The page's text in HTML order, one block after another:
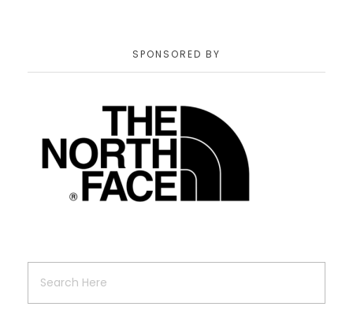
SPONSORED BY